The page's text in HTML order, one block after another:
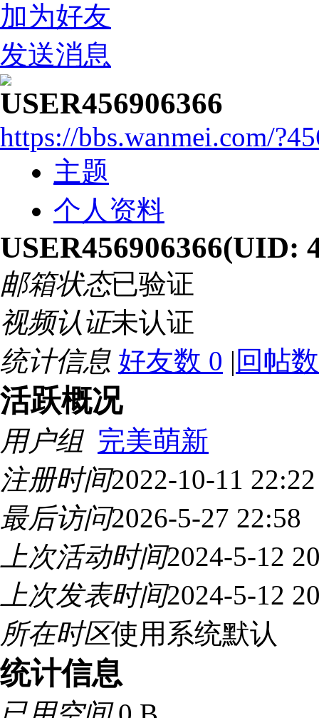
加为好友
发送消息
USER456906366
https://bbs.wanmei.com/
主题
个人资料
USER456906366(UID:
邮箱状态已验证
视频认证未认证
统计信息 好友数 0 | 回帖
活跃概况
用户组 完美萌新
注册时间2022-10-11 22:22
最后访问2026-5-27 22:58
上次活动时间2024-5-12
上次发表时间2024-5-12
所在时区使用系统默认
统计信息